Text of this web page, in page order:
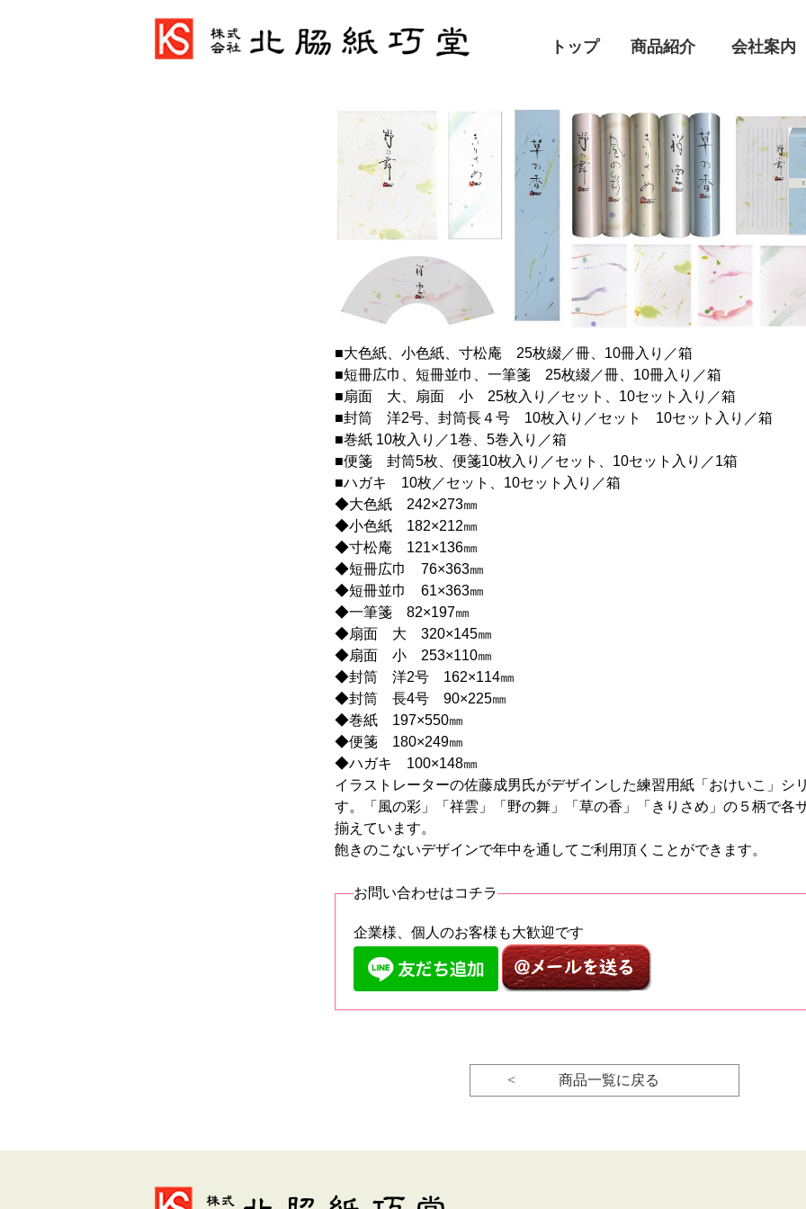
トップ 商品紹介 会社案内
■大色紙、小色紙、寸松庵 25枚綴／冊、10冊入り／箱
■短冊広巾、短冊並巾、一筆箋 25枚綴／冊、10冊入り／箱
■扇面 大、扇面 小 25枚入り／セット、10セット入り／箱
■封筒 洋2号、封筒長４号 10枚入り／セット 10セット入り／箱
■巻紙 10枚入り／1巻、5巻入り／箱
■便箋 封筒5枚、便箋10枚入り／セット、10セット入り／1箱
■ハガキ 10枚／セット、10セット入り／箱
◆大色紙 242×273㎜
◆小色紙 182×212㎜
◆寸松庵 121×136㎜
◆短冊広巾 76×363㎜
◆短冊並巾 61×363㎜
◆一筆箋 82×197㎜
◆扇面 大 320×145㎜
◆扇面 小 253×110㎜
◆封筒 洋2号 162×114㎜
◆封筒 長4号 90×225㎜
◆巻紙 197×550㎜
◆便箋 180×249㎜
◆ハガキ 100×148㎜
イラストレーターの佐藤成男氏がデザインした練習用紙「おけいこ」シ
す。「風の彩」「祥雲」「野の舞」「草の香」「きりさめ」の５柄で各
揃えています。
飽きのこないデザインで年中を通してご利用頂くことができます。
お問い合わせはコチラ
企業様、個人のお客様も大歓迎です
< 商品一覧に戻る